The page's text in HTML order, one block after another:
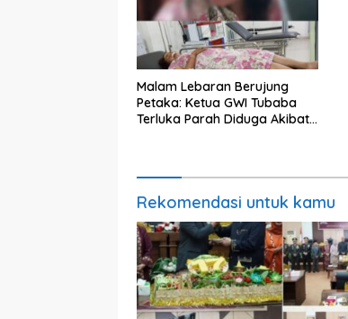
Malam Lebaran Berujung
Petaka: Ketua GWI Tubaba
Terluka Parah Diduga Akibat
Rekomendasi untuk kamu